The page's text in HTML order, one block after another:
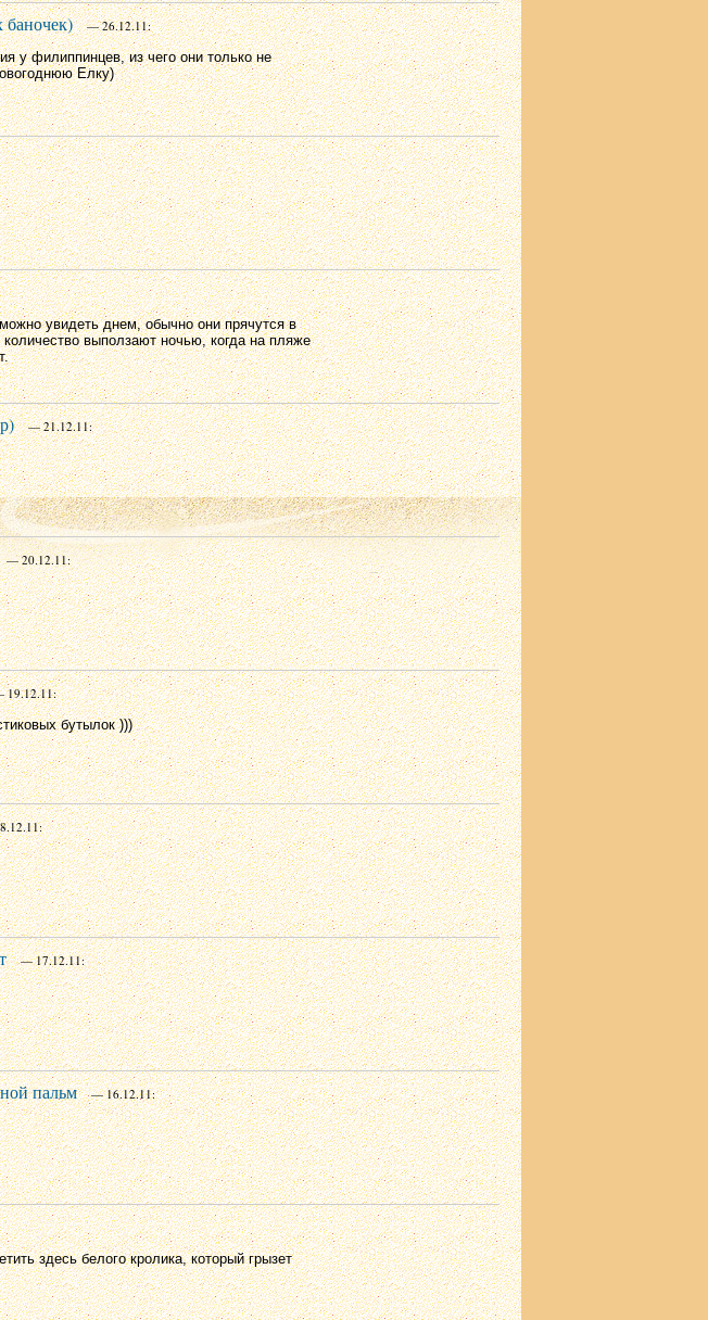
баночек)
— 26.12.11:
у филиппинцев, из чего они только не
Елку)
увидеть днем, обычно они прячутся в
выползают ночью, когда на пляже
— 21.12.11:
— 20.12.11:
19.12.11:
бутылок )))
— 17.12.11:
пальм — 16.12.11:
здесь белого кролика, который грызет